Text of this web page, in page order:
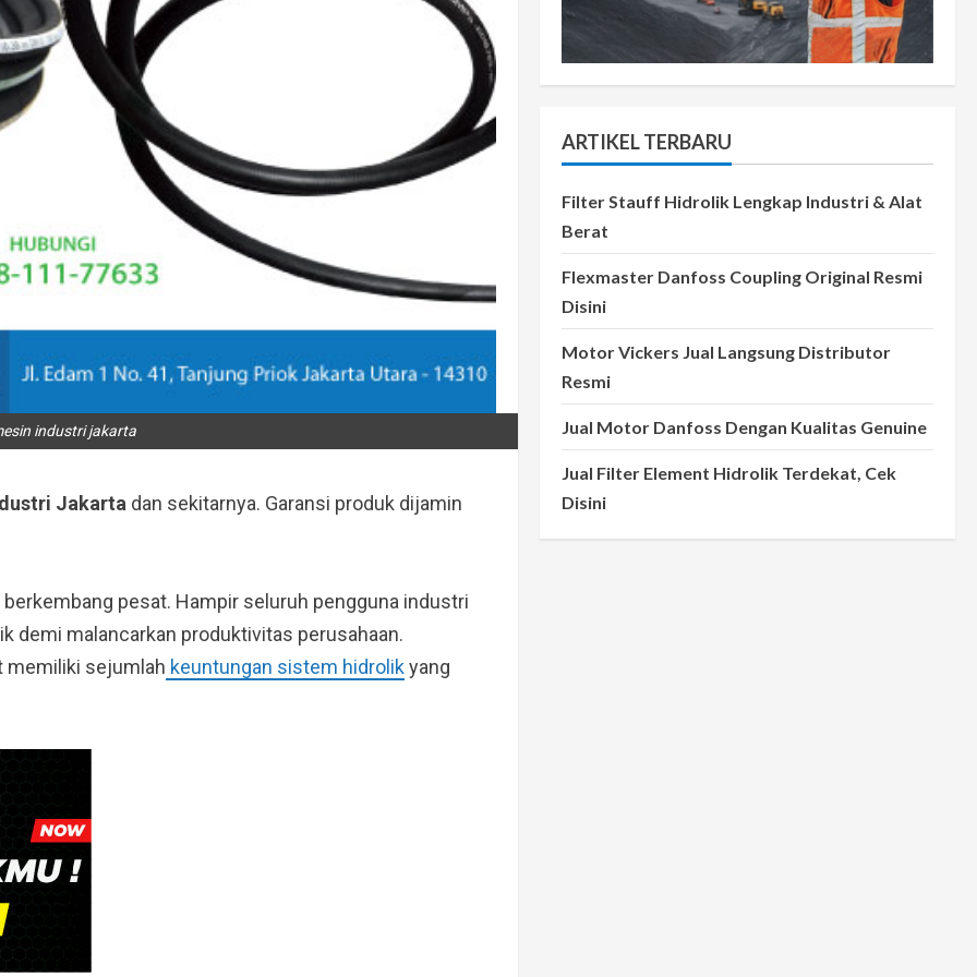
industri jakarta
Jakarta dan sekitarnya. Garansi produk dijamin
pesat. Hampir seluruh pengguna industri
demi malancarkan produktivitas perusahaan.
memiliki sejumlah keuntungan sistem hidrolikyang
ARTIKEL TERBARU
Filter Stauff Hidrolik Lengkap Industri & Alat
Berat
Flexmaster Danfoss Coupling Original Resmi
Disini
Motor Vickers Jual Langsung Distributor
Resmi
Jual Motor Danfoss Dengan Kualitas Genuine
Jual Filter Element Hidrolik Terdekat, Cek
Disini